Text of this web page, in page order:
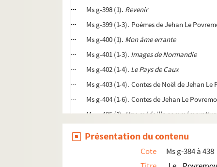
Ms g-398 (1). Revenir
Ms g-399 (1-3). Poèmes de Jehan Le
Ms g-400 (1). Mon âme errante
Ms g-401 (1-3). Images de Normandie
Ms g-402 (1-4). Le Pays de Caux
Ms g-403 (1-4). Contes de Noël de Jehan Le
Ms g-404 (1-6). Contes de Jehan Le
Ms g-405 (1).
Une médaille
Présentation du contenu
Cote
Ms g-384 à 438